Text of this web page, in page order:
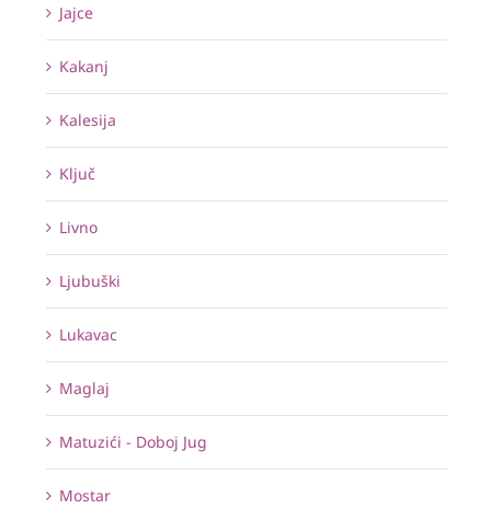
Jajce
Kakanj
Kalesija
Ključ
Livno
Ljubuški
Lukavac
Maglaj
Matuzići - Doboj Jug
Mostar